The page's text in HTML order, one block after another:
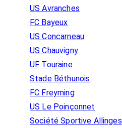
US Avranches
FC Bayeux
US Concarneau
US Chauvigny
UF Touraine
Stade Béthunois
FC Freyming
US Le Poinçonnet
Société Sportive Allinges